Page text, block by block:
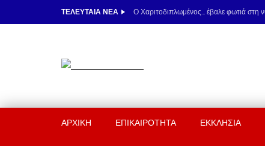
ΤΕΛΕΥΤΑΊΑ ΝΈΑ
ΑΡΧΙΚΉ ΕΠΙΚΑΙΡΟΤΗΤΑ ΕΚΚΛΗΣΙΑ